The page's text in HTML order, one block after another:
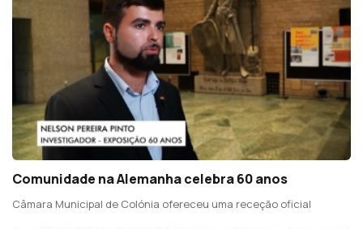
Comunidade na Alemanha celebra 60 anos
Câmara Municipal de Colónia ofereceu uma receção oficial